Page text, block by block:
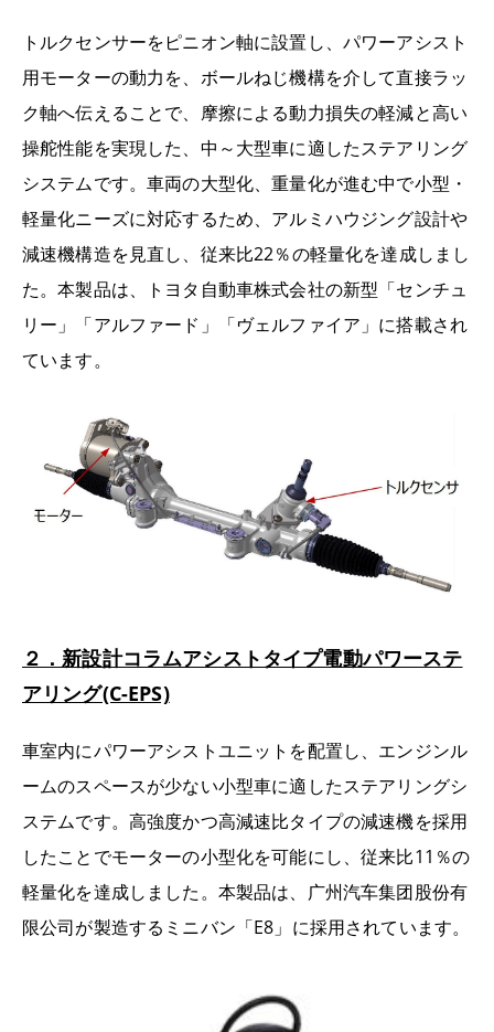
トルクセンサーをピニオン軸に設置し、パワーアシスト
用モーターの動力を、ボールねじ機構を介して直接ラッ
ク軸へ伝えることで、摩擦による動力損失の軽減と高い
操舵性能を実現した、中～大型車に適したステアリング
システムです。車両の大型化、重量化が進む中で小型・
軽量化ニーズに対応するため、アルミハウジング設計や
減速機構造を見直し、従来比22％の軽量化を達成しまし
た。本製品は、トヨタ自動車株式会社の新型「センチュ
リー」「アルファード」「ヴェルファイア」に搭載され
ています。
２．新設計コラムアシストタイプ電動パワーステ
アリング(C-EPS)
車室内にパワーアシストユニットを配置し、エンジンル
ームのスペースが少ない小型車に適したステアリングシ
ステムです。高強度かつ高減速比タイプの減速機を採用
したことでモーターの小型化を可能にし、従来比11％の
軽量化を達成しました。本製品は、广州汽车集团股份有
限公司が製造するミニバン「E8」に採用されています。